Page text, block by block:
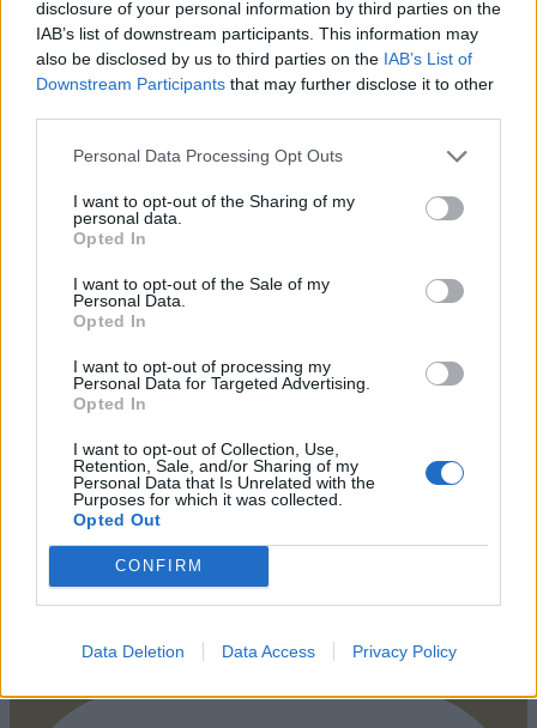
disclosure of your personal information by third parties on the
IAB’s list of downstream participants. This information may
also be disclosed by us to third parties on the IAB’s List of
Downstream Participants that may further disclose it to other
Personal Data Processing Opt Outs
I want to opt-out of the Sharing of my
personal data.
Opted In
I want to opt-out of the Sale of my
Personal Data.
Opted In
I want to opt-out of processing my
Personal Data for Targeted Advertising.
Opted In
I want to opt-out of Collection, Use,
Retention, Sale, and/or Sharing of my
Personal Data that Is Unrelated with the
Purposes for which it was collected.
Opted Out
CONFIRM
Data Deletion Data Access Privacy Policy
Pinterest